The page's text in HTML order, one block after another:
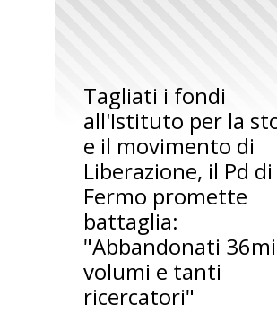
Tagliati i fondi
all'Istituto per la
e il movimento di
Liberazione, il Pd di
Fermo promette
battaglia:
"Abbandonati
volumi e tanti
ricercatori"